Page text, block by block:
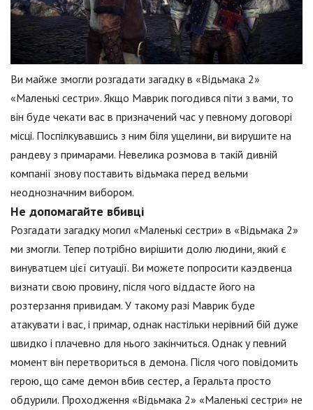
Ви майже змогли розгадати загадку в «Відьмака 2»
«Маленькі сестри». Якщо Маврик погодився піти з вами, то
він буде чекати вас в призначений час у певному договорі
місці. Поспілкувавшись з ним біля ущелини, ви вирушите на
рандеву з примарами. Невелика розмова в такій дивній
компанії знову поставить відьмака перед вельми
неоднозначним вибором.
Не допомагайте вбивці
Розгадати загадку могил «Маленькі сестри» в «Відьмака 2»
ми змогли. Тепер потрібно вирішити долю людини, який є
винуватцем цієї ситуації. Ви можете попросити каэдвенца
визнати свою провину, після чого віддасте його на
розтерзання привидам. У такому разі Маврик буде
атакувати і вас, і примар, однак настільки нерівний бій дуже
швидко і плачевно для нього закінчиться. Однак у певний
момент він перетвориться в демона. Після чого повідомить
герою, що саме демон вбив сестер, а Геральта просто
обдурили. Проходження «Відьмака 2» «Маленькі сестри» не